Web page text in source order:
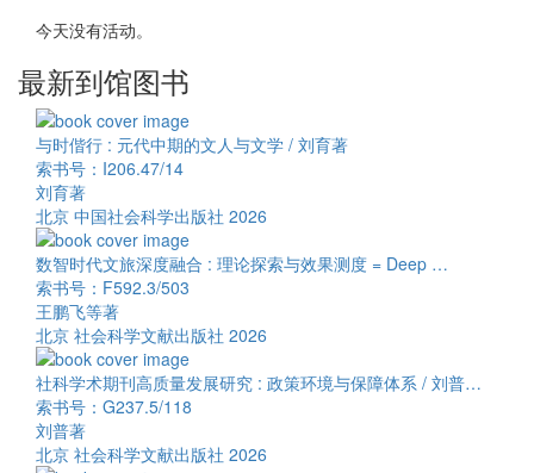
今天没有活动。
最新到馆图书
与时偕行 : 元代中期的文人与文学 / 刘育著
索书号：I206.47/14
刘育著
北京 中国社会科学出版社 2026
数智时代文旅深度融合 : 理论探索与效果测度 = Deep …
索书号：F592.3/503
王鹏飞等著
北京 社会科学文献出版社 2026
社科学术期刊高质量发展研究 : 政策环境与保障体系 / 刘普…
索书号：G237.5/118
刘普著
北京 社会科学文献出版社 2026